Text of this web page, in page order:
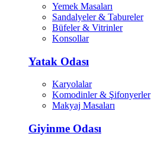
Yemek Masaları
Sandalyeler & Tabureler
Büfeler & Vitrinler
Konsollar
Yatak Odası
Karyolalar
Komodinler & Şifonyerler
Makyaj Masaları
Giyinme Odası